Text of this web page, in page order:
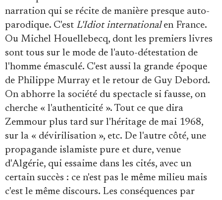
narration qui se récite de manière presque auto-
parodique. C'est L'Idiot internationalen France.
Ou Michel Houellebecq, dont les premiers livres
sont tous sur le mode de l'auto-détestation de
l'homme émasculé. C'est aussi la grande époque
de Philippe Murray et le retour de Guy Debord.
On abhorre la société du spectacle si fausse, on
cherche « l'authenticité ». Tout ce que dira
Zemmour plus tard sur l'héritage de mai 1968,
sur la « dévirilisation », etc. De l'autre côté, une
propagande islamiste pure et dure, venue
d'Algérie, qui essaime dans les cités, avec un
certain succès : ce n'est pas le même milieu mais
c'est le même discours. Les conséquences par